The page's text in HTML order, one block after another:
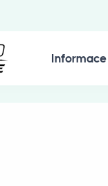
Informace